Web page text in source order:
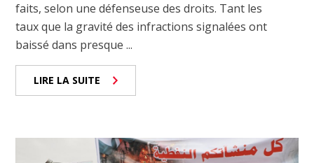
faits, selon une défenseuse des droits. Tant les
taux que la gravité des infractions signalées ont
baissé dans presque ...
LIRE LA SUITE